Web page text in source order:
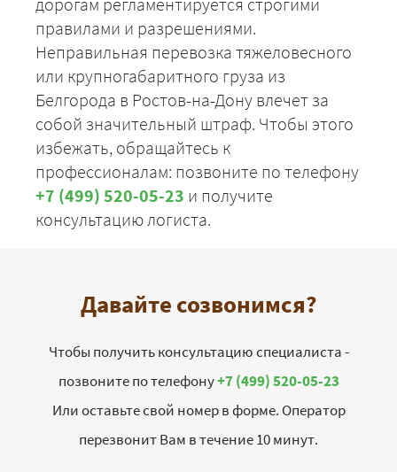
правилами и разрешениями.
Неправильная перевозка тяжеловесного
или крупногабаритного груза из
Белгорода в Ростов-на-Дону влечет за
собой значительный штраф. Чтобы этого
избежать, обращайтесь к
профессионалам: позвоните по телефону
+7 (499) 520-05-23 и получите
консультацию логиста.
Давайте созвонимся?
Чтобы получить консультацию специалиста -
позвоните по телефону+7 (499) 520-05-23
Или оставьте свой номер в форме. Оператор
перезвонит Вам в течение 10 минут.